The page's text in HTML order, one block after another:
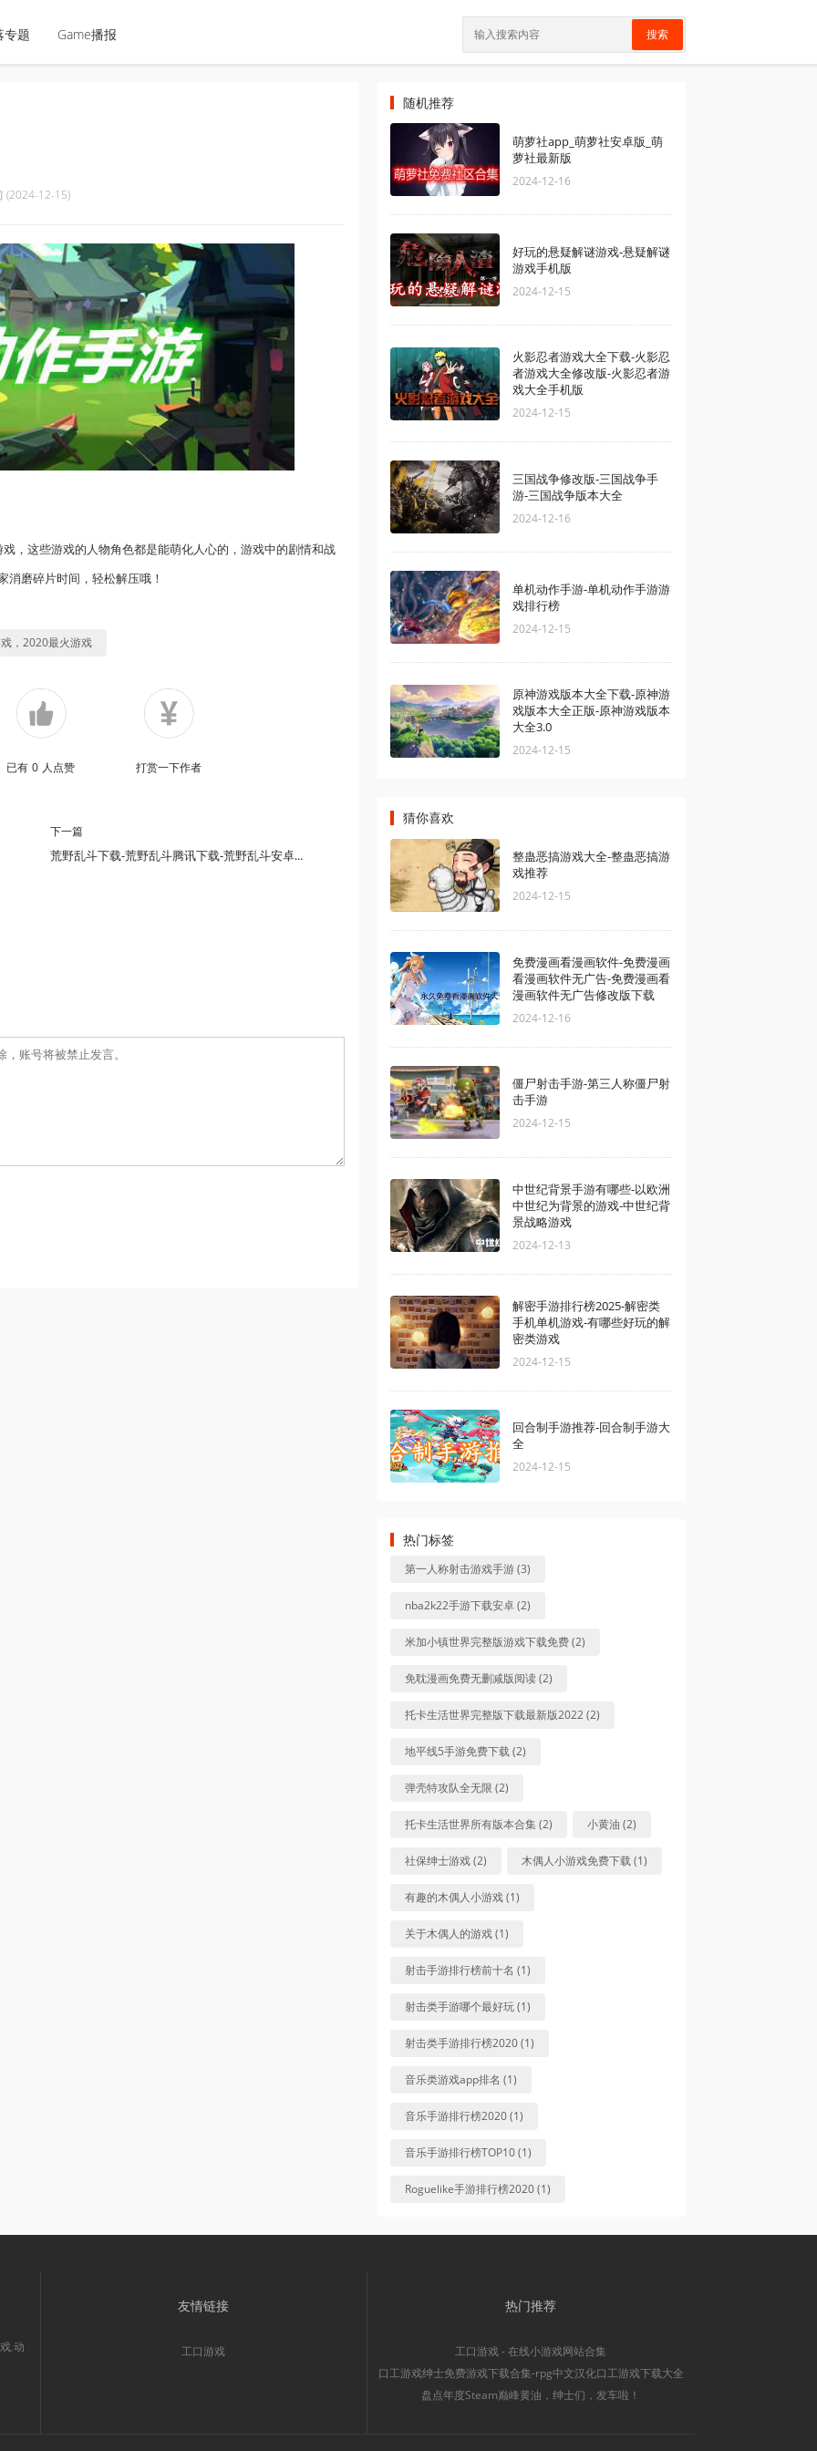
专题 Game播报 搜索
(2024-12-15)
，这些游戏的人物角色都是能萌化人心的，游戏中的剧情和战
消磨碎片时间，轻松解压哦！
，2020最火游戏
已有 0 人点赞 打赏一下作者
下一篇
荒野乱斗下载-荒野乱斗腾讯下载-荒野乱斗安卓下载-荒野乱斗破解下载
随机推荐
萌萝社app_萌萝社安卓版_萌
萝社最新版
2024-12-16
好玩的悬疑解谜游戏-悬疑解谜
游戏手机版
2024-12-15
火影忍者游戏大全下载-火影忍
者游戏大全修改版-火影忍者游
戏大全手机版
2024-12-15
三国战争修改版-三国战争手
游-三国战争版本大全
2024-12-16
单机动作手游-单机动作手游游
戏排行榜
2024-12-15
原神游戏版本大全下载-原神游
戏版本大全正版-原神游戏版本
大全3.0
2024-12-15
猜你喜欢
整蛊恶搞游戏大全-整蛊恶搞游
戏推荐
2024-12-15
免费漫画看漫画软件-免费漫画
看漫画软件无广告-免费漫画看
漫画软件无广告修改版下载
2024-12-16
僵尸射击手游-第三人称僵尸射
击手游
2024-12-15
中世纪背景手游有哪些-以欧洲
中世纪为背景的游戏-中世纪背
景战略游戏
2024-12-13
解密手游排行榜2025-解密类
手机单机游戏-有哪些好玩的解
密类游戏
2024-12-15
回合制手游推荐-回合制手游大
全
2024-12-15
热门标签
第一人称射击游戏手游 (3)
nba2k22手游下载安卓 (2)
米加小镇世界完整版游戏下载免费 (2)
免耽漫画免费无删减版阅读 (2)
托卡生活世界完整版下载最新版2022 (2)
地平线5手游免费下载 (2)
弹壳特攻队全无限 (2)
托卡生活世界所有版本合集 (2) 小黄油 (2)
社保绅士游戏 (2) 木偶人小游戏免费下载 (1)
有趣的木偶人小游戏 (1)
关于木偶人的游戏 (1)
射击手游排行榜前十名 (1)
射击类手游哪个最好玩 (1)
射击类手游排行榜2020 (1)
音乐类游戏app排名 (1)
音乐手游排行榜2020 (1)
音乐手游排行榜TOP10 (1)
Roguelike手游排行榜2020 (1)
,动
友情链接
工口游戏
热门推荐
工口游戏 - 在线小游戏网站合集
口工游戏绅士免费游戏下载合集-rpg中文汉化口工游戏下载大全
盘点年度Steam巅峰黄油，绅士们，发车啦！